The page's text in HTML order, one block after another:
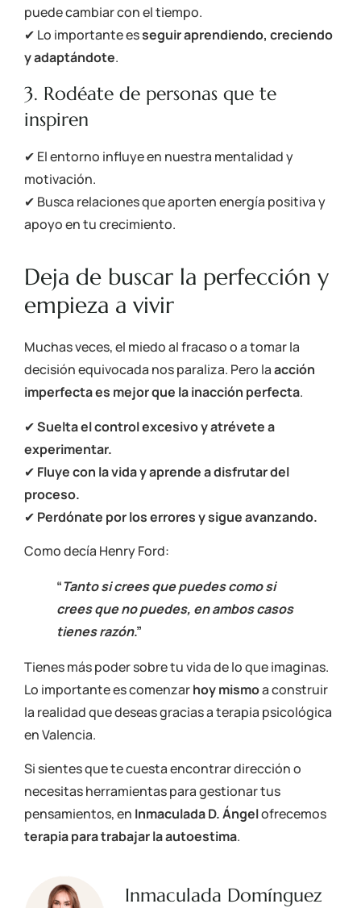
puede cambiar con el tiempo.
✔ Lo importante esseguir aprendiendo, creciendo
y adaptándote.
3. Rodéate de personas que te
inspiren
✔ El entorno influye en nuestra mentalidad y
motivación.
✔ Busca relaciones que aporten energía positiva y
apoyo en tu crecimiento.
Deja de buscar la perfección y
empieza a vivir
Muchas veces, el miedo al fracaso o a tomar la
decisión equivocada nos paraliza. Pero laacción
imperfecta es mejor que la inacción perfecta.
✔Suelta el control excesivo y atrévete a
experimentar.
✔ Fluye con la vida y aprende a disfrutar del
proceso.
✔ Perdónate por los errores y sigue avanzando.
Como decía Henry Ford:
“Tanto si crees que puedes como si
crees que no puedes, en ambos casos
tienes razón.”
Tienes más poder sobre tu vida de lo que imaginas.
Lo importante es comenzarhoy mismoa construir
la realidad que deseas gracias aterapia psicológica
en Valencia.
Si sientes que te cuesta encontrar dirección o
necesitas herramientas para gestionar tus
pensamientos, en Inmaculada D. Ángelofrecemos
terapia para trabajar la autoestima.
Inmaculada Domínguez